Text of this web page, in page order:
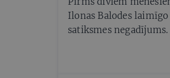
Ilonas Balodes
satiksmes